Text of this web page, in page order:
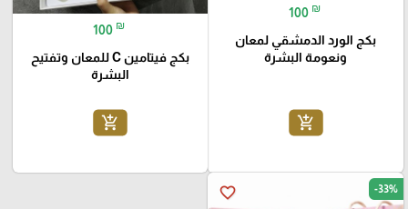
100 ₪
بكج الورد الدمشقي لمعان
ونعومة البشرة
add_shopping_cart
100 ₪
بكج فيتامين C للمعان وتفتيح
البشرة
add_shopping_cart
favorite_border -33%